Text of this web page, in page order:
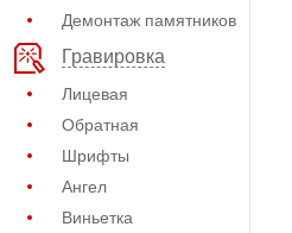
Демонтаж памятников
Гравировка
Лицевая
Обратная
Шрифты
Ангел
Виньетка